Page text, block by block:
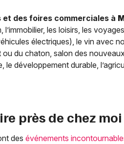
et des foires commerciales à
l’immobilier, les loisirs, les
électriques), le vin avec
du chaton, salon des
le développement durable,
près de chez
des événements